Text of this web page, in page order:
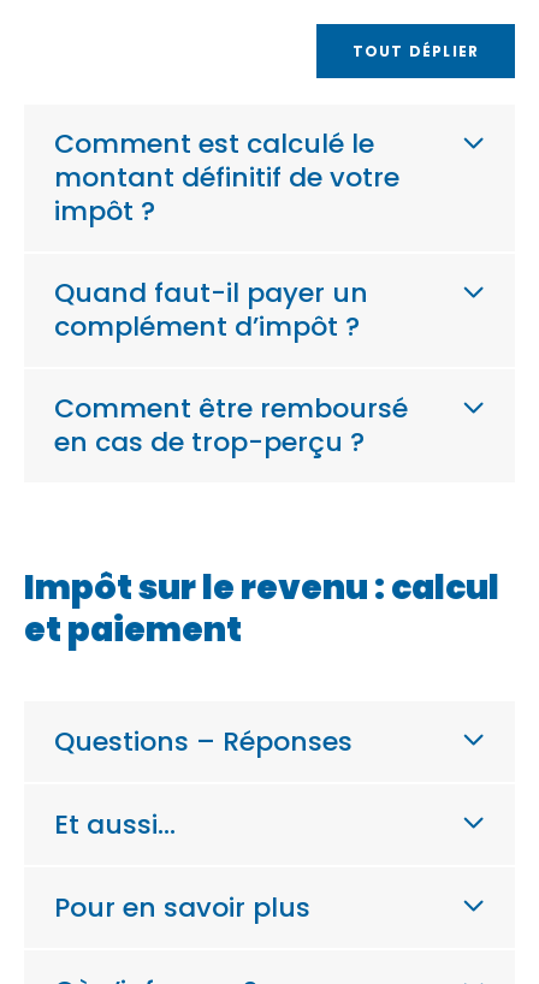
TOUT DÉPLIER
Comment est calculé le
montant définitif de votre
impôt ?
Quand faut-il payer un
complément d’impôt ?
Comment être remboursé
en cas de trop-perçu ?
Impôt sur le revenu : calcul
et paiement
Questions – Réponses
Et aussi…
Pour en savoir plus